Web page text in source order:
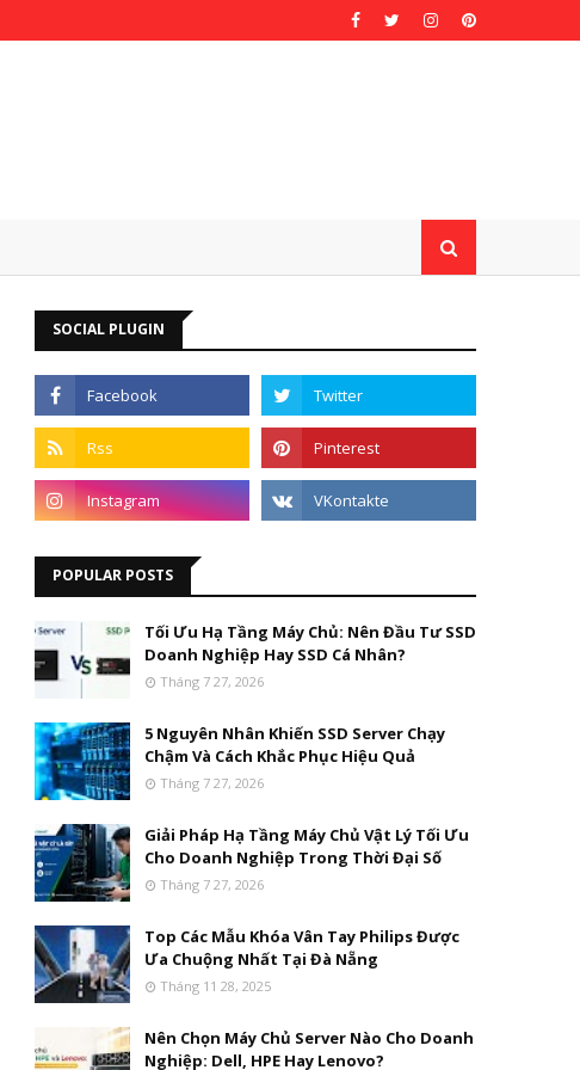
SOCIAL PLUGIN
POPULAR POSTS
Tối Ưu Hạ Tầng Máy Chủ: Nên Đầu Tư SSD
Doanh Nghiệp Hay SSD Cá Nhân?
Tháng 7 27, 2026
5 Nguyên Nhân Khiến SSD Server Chạy
Chậm Và Cách Khắc Phục Hiệu Quả
Tháng 7 27, 2026
Giải Pháp Hạ Tầng Máy Chủ Vật Lý Tối Ưu
Cho Doanh Nghiệp Trong Thời Đại Số
Tháng 7 27, 2026
Top Các Mẫu Khóa Vân Tay Philips Được
Ưa Chuộng Nhất Tại Đà Nẵng
Tháng 11 28, 2025
Nên Chọn Máy Chủ Server Nào Cho Doanh
Nghiệp: Dell, HPE Hay Lenovo?